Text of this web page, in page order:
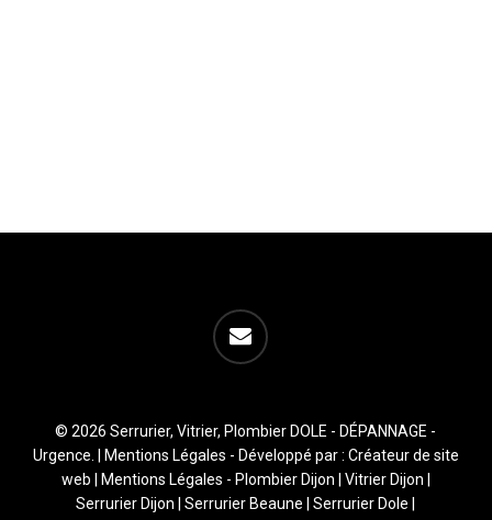
email
© 2026 Serrurier, Vitrier, Plombier DOLE - DÉPANNAGE -
Urgence. |
Mentions Légales - Développé par : Créateur de site
web
Mentions Légales - Plombier Dijon Vitrier Dijon
Serrurier Dijon |Serrurier Beaune |Serrurier Dole